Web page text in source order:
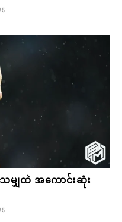
ျှထဲ အကောင်းဆုံး